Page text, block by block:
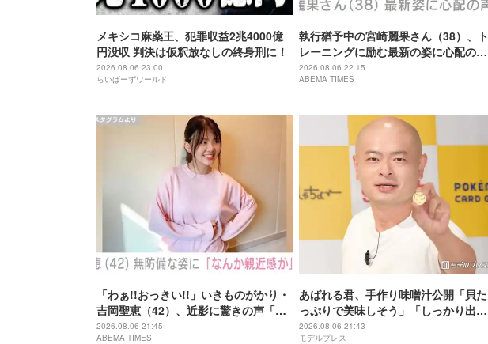
メキシコ麻薬王、犯罪収益2兆4000億
円没収 判決は仮釈放なしの終身刑に！
2026.08.06 23:00
らいばーずワールド
執行猶予中の宮崎麗果さん（38）、ト
レーニングに励む最新の姿に心配の声
「痩せ過ぎ」「なんだか痛々しい…」
2026.08.06 22:15
ABEMA TIMES
「わぁ!!おっきい!!」いきものがかり・
吉岡聖恵（42）、近影に驚きの声「な
にこれ…大好き」「なんか親近感が」
2026.08.06 21:45
ABEMA TIMES
あばれる君、手作り味噌汁公開「貝た
っぷりで美味しそう」「しっかり出汁
が出てそう」の声
2026.08.06 21:43
モデルプレス